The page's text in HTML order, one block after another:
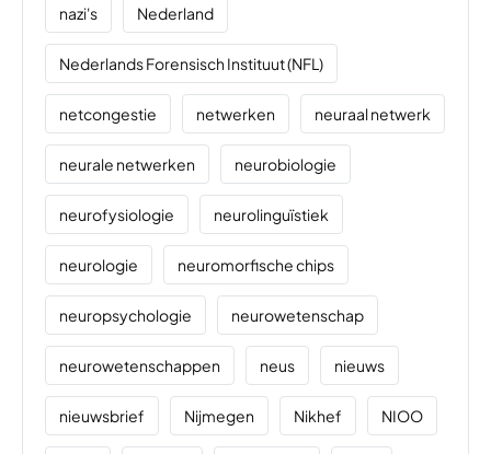
nazi's Nederland
Nederlands Forensisch Instituut (NFL)
netcongestie netwerken neuraal netwerk
neurale netwerken neurobiologie
neurofysiologie neurolinguïstiek
neurologie neuromorfische chips
neuropsychologie neurowetenschap
neurowetenschappen neus nieuws
nieuwsbrief Nijmegen Nikhef NIOO